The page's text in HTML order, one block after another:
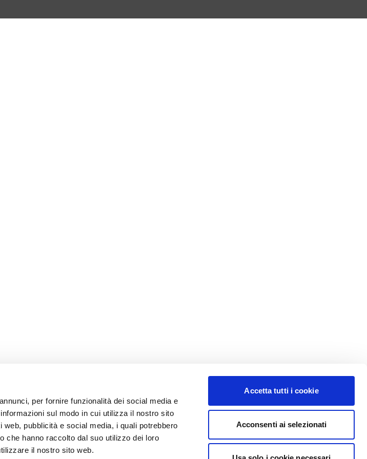
per fornire funzionalità dei social media e
sul modo in cui utilizza il nostro sito
pubblicità e social media, i quali potrebbero
che hanno raccolto dal suo utilizzo dei loro
il nostro sito web.
Accetta tutti i cookie
Acconsenti ai selezionati